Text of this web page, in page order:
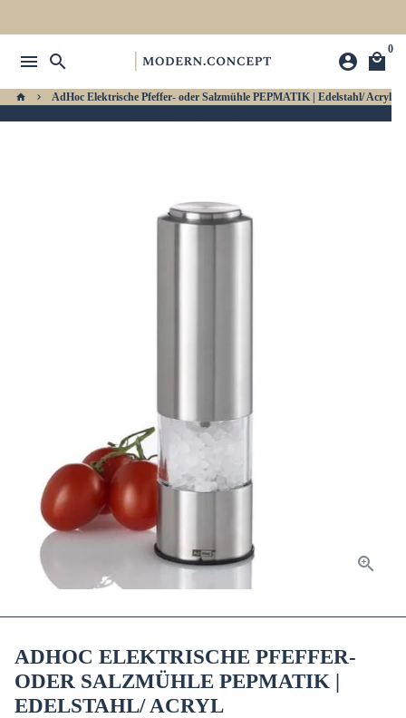
zum
Inhalt
menu search account_circle local_mall
0
home keyboard_arrow_right AdHoc Elektrische Pfeffer- oder Salzmühle PEPMATIK | Edelstahl/ Acryl
ADHOC ELEKTRISCHE PFEFFER-
ODER SALZMÜHLE PEPMATIK |
EDELSTAHL/ ACRYL